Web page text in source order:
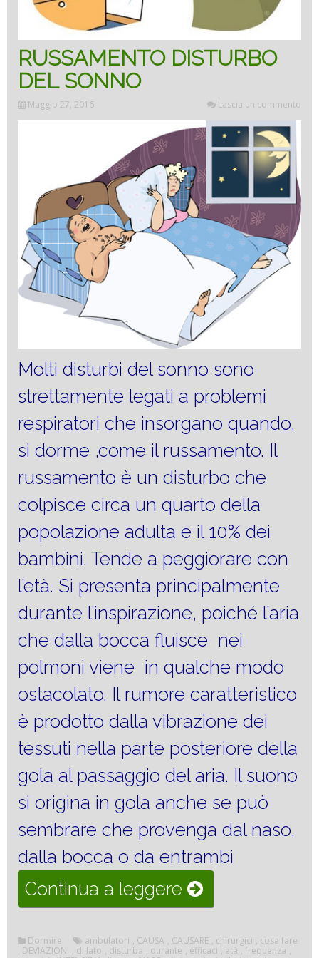
RUSSAMENTO DISTURBO
DEL SONNO
Maggio 27, 2016 Lascia un commento
Molti disturbi del sonno sono
strettamente legati a problemi
respiratori che insorgano quando,
si dorme ,come il russamento. Il
russamento è un disturbo che
colpisce circa un quarto della
popolazione adulta e il 10% dei
bambini. Tende a peggiorare con
l’età. Si presenta principalmente
durante l’inspirazione, poiché l’aria
che dalla bocca fluisce nei
polmoni viene in qualche modo
ostacolato. Il rumore caratteristico
è prodotto dalla vibrazione dei
tessuti nella parte posteriore della
gola al passaggio del aria. Il suono
si origina in gola anche se può
sembrare che provenga dal naso,
dalla bocca o da entrambi
Continua a leggere “RUSSAMENTO
DISTURBO
DEL
Dormire ambulatori , CAUSA , CAUSARE , chirurgici , cosa fare
, DEVIAZIONI , di lato , disturba , durante , efficaci , età , frequenza ,